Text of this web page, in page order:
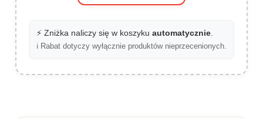
⚡ Zniżka naliczy się w koszyku automatycznie
ℹ️ Rabat dotyczy wyłącznie produktów nieprzecenionych.